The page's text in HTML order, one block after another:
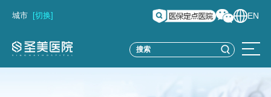
城市 [切换] EN